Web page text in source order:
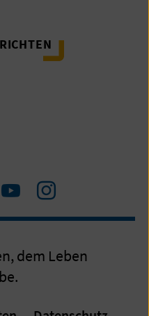
Zum
YouTube
Zum
Instagram
dem Leben